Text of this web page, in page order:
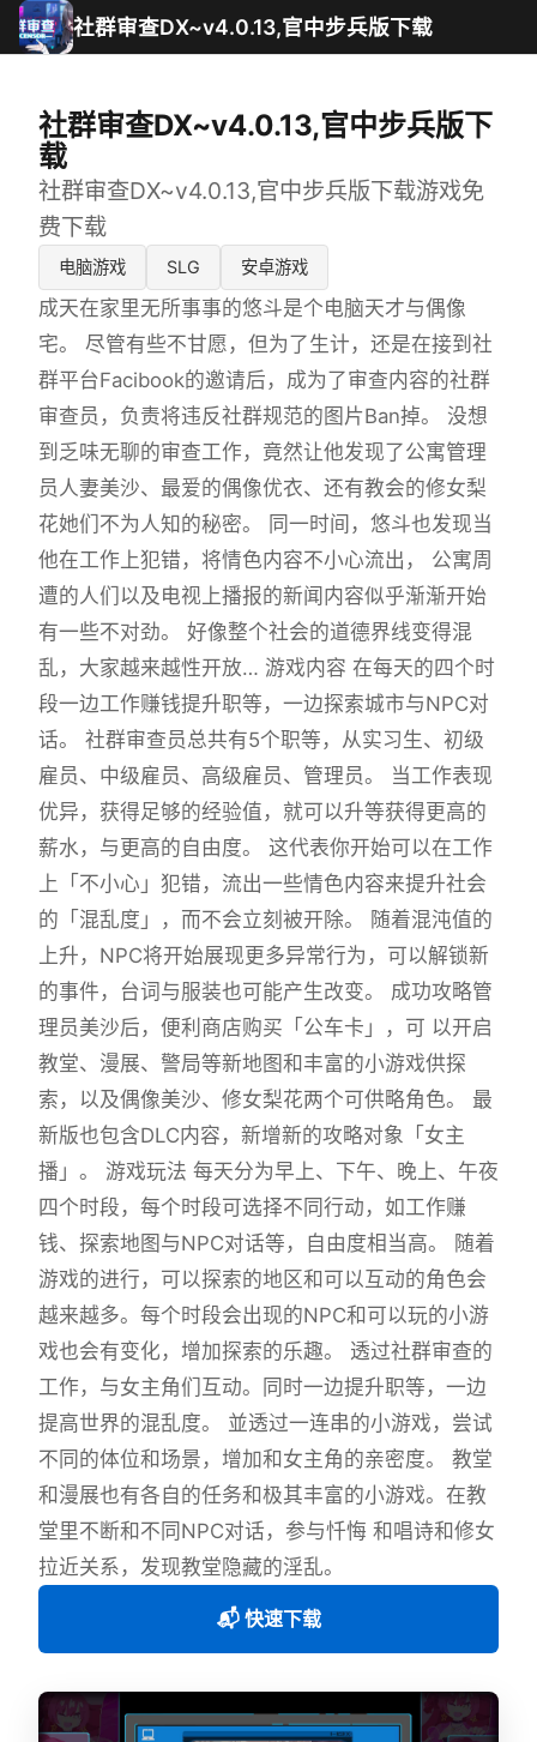
社群审查DX~v4.0.13,官中步兵版下载
社群审查DX~v4.0.13,官中步兵版下
载
社群审查DX~v4.0.13,官中步兵版下载游戏免
费下载
电脑游戏 SLG 安卓游戏
成天在家里无所事事的悠斗是个电脑天才与偶像
宅。 尽管有些不甘愿，但为了生计，还是在接到社
群平台Facibook的邀请后，成为了审查内容的社群
审查员，负责将违反社群规范的图片Ban掉。 没想
到乏味无聊的审查工作，竟然让他发现了公寓管理
员人妻美沙、最爱的偶像优衣、还有教会的修女梨
花她们不为人知的秘密。 同一时间，悠斗也发现当
他在工作上犯错，将情色内容不小心流出， 公寓周
遭的人们以及电视上播报的新闻内容似乎渐渐开始
有一些不对劲。 好像整个社会的道德界线变得混
乱，大家越来越性开放… 游戏内容 在每天的四个时
段一边工作赚钱提升职等，一边探索城市与NPC对
话。 社群审查员总共有5个职等，从实习生、初级
雇员、中级雇员、高级雇员、管理员。 当工作表现
优异，获得足够的经验值，就可以升等获得更高的
薪水，与更高的自由度。 这代表你开始可以在工作
上「不小心」犯错，流出一些情色内容来提升社会
的「混乱度」，而不会立刻被开除。 随着混沌值的
上升，NPC将开始展现更多异常行为，可以解锁新
的事件，台词与服装也可能产生改变。 成功攻略管
理员美沙后，便利商店购买「公车卡」，可 以开启
教堂、漫展、警局等新地图和丰富的小游戏供探
索，以及偶像美沙、修女梨花两个可供略角色。 最
新版也包含DLC内容，新增新的攻略对象「女主
播」。 游戏玩法 每天分为早上、下午、晚上、午夜
四个时段，每个时段可选择不同行动，如工作赚
钱、探索地图与NPC对话等，自由度相当高。 随着
游戏的进行，可以探索的地区和可以互动的角色会
越来越多。每个时段会出现的NPC和可以玩的小游
戏也会有变化，增加探索的乐趣。 透过社群审查的
工作，与女主角们互动。同时一边提升职等，一边
提高世界的混乱度。 並透过一连串的小游戏，尝试
不同的体位和场景，增加和女主角的亲密度。 教堂
和漫展也有各自的任务和极其丰富的小游戏。在教
堂里不断和不同NPC对话，参与忏悔 和唱诗和修女
拉近关系，发现教堂隐藏的淫乱。
📬 快速下载